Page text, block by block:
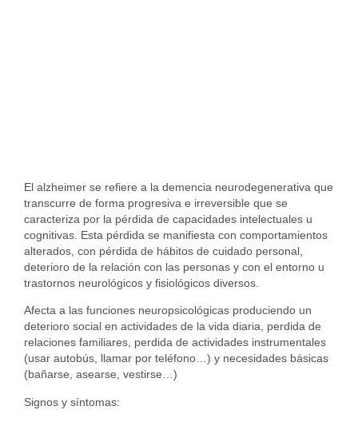
El alzheimer se refiere a la demencia neurodegenerativa que
transcurre de forma progresiva e irreversible que se
caracteriza por la pérdida de capacidades intelectuales u
cognitivas. Esta pérdida se manifiesta con comportamientos
alterados, con pérdida de hábitos de cuidado personal,
deterioro de la relación con las personas y con el entorno u
trastornos neurológicos y fisiológicos diversos.
Afecta a las funciones neuropsicológicas produciendo un
deterioro social en actividades de la vida diaria, perdida de
relaciones familiares, perdida de actividades instrumentales
(usar autobús, llamar por teléfono…) y necesidades básicas
(bañarse, asearse, vestirse…)
Signos y síntomas: